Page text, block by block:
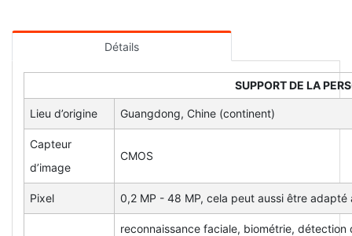
Détails
SUPPORT DE LA
Lieu d’origine Guangdong, Chine (continent)
Capteur
d’image
CMOS
Pixel 0,2 MP - 48 MP, cela peut aussi être
reconnaissance faciale, biométrie,